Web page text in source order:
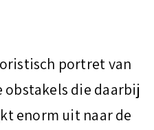
portret van
obstakels die daarbij
enorm uit naar de